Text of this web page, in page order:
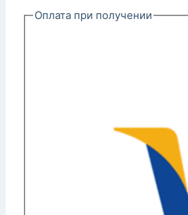
Оплата при получении